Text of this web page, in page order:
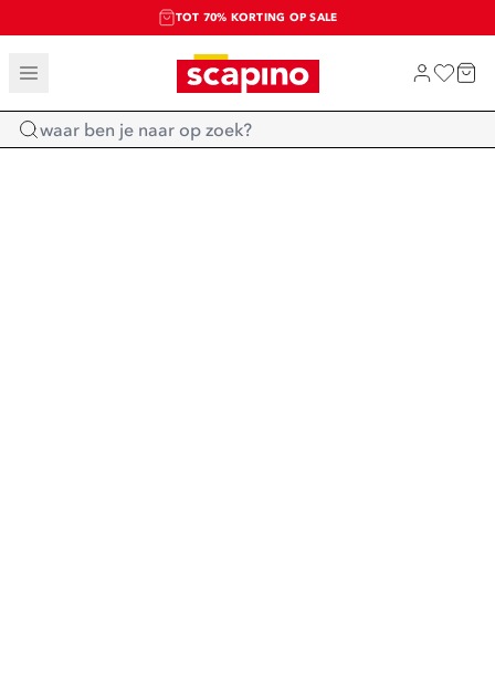
TOT 70% KORTING OP SALE
SALE: LAATSTE KANS!
SHOP NIEUW
Home